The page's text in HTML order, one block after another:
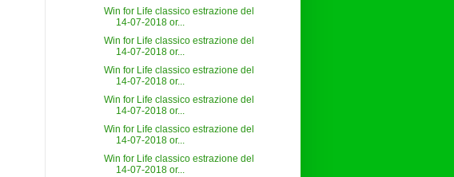
Win for Life classico estrazione del
14-07-2018 or...
Win for Life classico estrazione del
14-07-2018 or...
Win for Life classico estrazione del
14-07-2018 or...
Win for Life classico estrazione del
14-07-2018 or...
Win for Life classico estrazione del
14-07-2018 or...
Win for Life classico estrazione del
14-07-2018 or...